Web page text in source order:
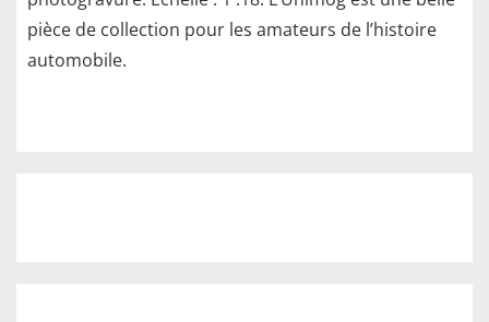
pièce de collection pour les amateurs de l’histoire
automobile.